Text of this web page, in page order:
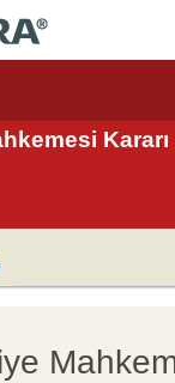
Kararı